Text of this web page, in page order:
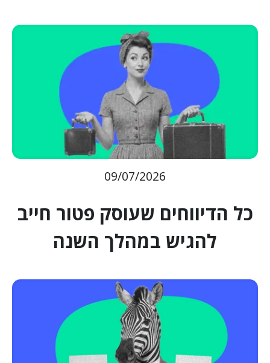
09/07/2026
כל הדיווחים שעוסק פטור חייב
להגיש במהלך השנה